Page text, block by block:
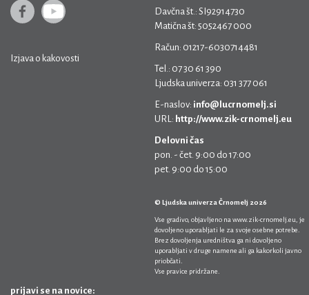
Izjava o kakovosti
Davčna št.: SI92914730
Matična št: 5052467 000
Račun: 01217-6030714481
Tel.: 07 30 61 390
Ljudska univerza: 031 377 061
E-naslov: info@lucrnomelj.si
URL: http://www.zik-crnomelj.eu
Delovni čas
pon. - čet. 9:00 do 17:00
pet. 9:00 do 15:00
© Ljudska univerza Črnomelj 2026
Vse gradivo, objavljeno na www.zik-crnomelj.eu , je
dovoljeno uporabljati le za svoje osebne potrebe.
Brez dovoljenja uredništva ga ni dovoljeno
uporabljati v druge namene ali ga kakorkoli javno
priobčati.
Vse pravice pridržane.
prijavi se na novice: